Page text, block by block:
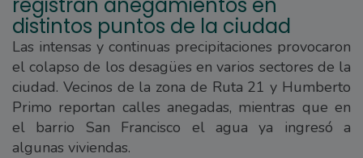
distintos puntos de la ciudad
Las intensas y continuas precipitaciones provocaron
el colapso de los desagües en varios sectores de la
ciudad. Vecinos de la zona de Ruta 21 y Humberto
Primo reportan calles anegadas, mientras que en
el barrio San Francisco el agua ya ingresó a
algunas viviendas.